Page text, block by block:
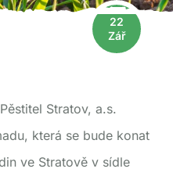
22
Zář
Stratov, a.s.
která se bude konat
ve Stratově v sídle